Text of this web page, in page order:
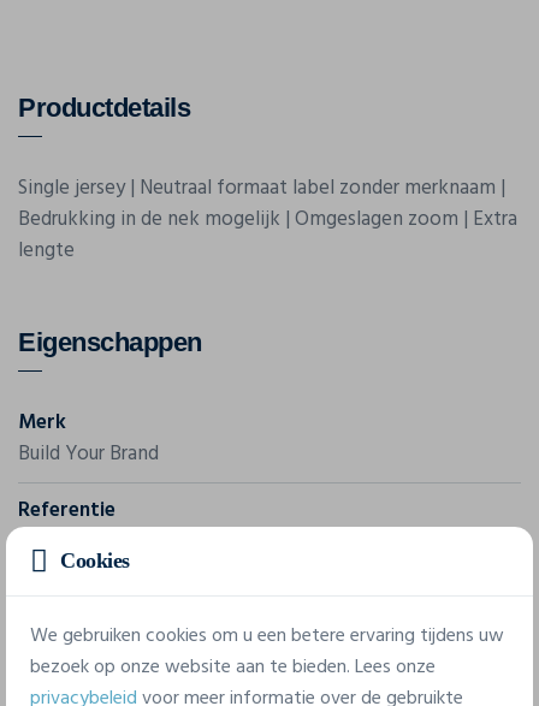
Productdetails
Single jersey | Neutraal formaat label zonder merknaam |
Bedrukking in de nek mogelijk | Omgeslagen zoom | Extra
lengte
Eigenschappen
Merk
Build Your Brand
Referentie
BY041
Gram/m²
170 g/m²
Samenstelling
Cookies
We gebruiken cookies om u een betere ervaring tijdens uw
bezoek op onze website aan te bieden. Lees onze
privacybeleidvoor meer informatie over de gebruikte